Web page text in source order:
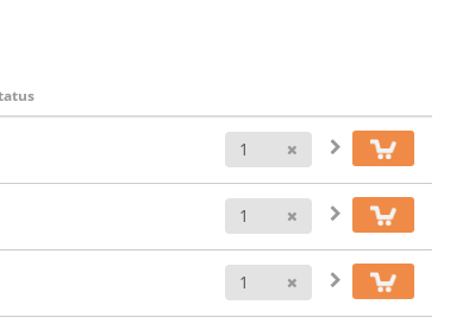
Anzahl
Anzahl
Anzahl